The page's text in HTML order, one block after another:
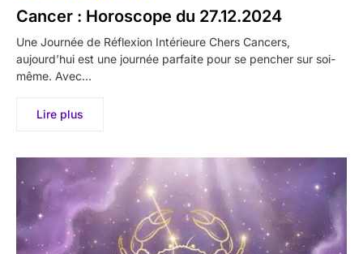
Cancer : Horoscope du 27.12.2024
Une Journée de Réflexion Intérieure Chers Cancers,
aujourd’hui est une journée parfaite pour se pencher sur soi-
même. Avec…
Lire plus